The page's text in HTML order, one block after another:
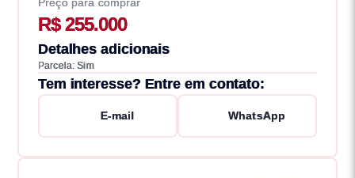
Preço para comprar
R$ 255.000
Detalhes adicionais
Parcela: Sim
Tem interesse? Entre em contato:
E-mail WhatsApp